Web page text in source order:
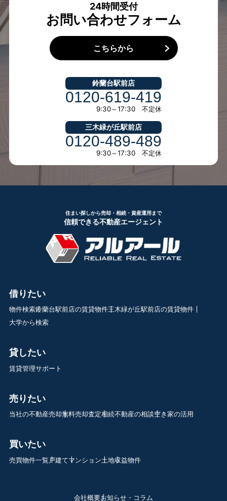
24時間受付
お問い合わせフォーム
こちらから
鈴蘭台駅前店
0120-619-419
9:30～17:30 不定休
三木緑が丘駅前店
0120-489-489
9:30～17:30 不定休
住まい探しから売却・相続・資産運用まで
信頼できる不動産エージェント
借りたい
物件検索鈴蘭台駅前店の賃貸物件三木緑が丘駅前店の賃貸物件
大学から検索
貸したい
賃貸管理サポート
売りたい
当社の不動産売却無料売却査定相続不動産の相談空き家の活用
買いたい
売買物件一覧戸建てマンション土地収益物件
会社概要お知らせ・コラム